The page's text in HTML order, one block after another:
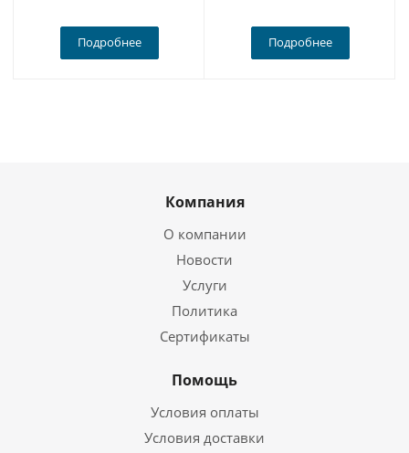
Подробнее Подробнее
Компания
О компании
Новости
Услуги
Политика
Сертификаты
Помощь
Условия оплаты
Условия доставки